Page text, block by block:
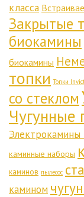
класса
Закрытые
биокамины
биокамины
топки Топки
со стеклом
Чугунные
каминные наборы
каминов пылесос
камином